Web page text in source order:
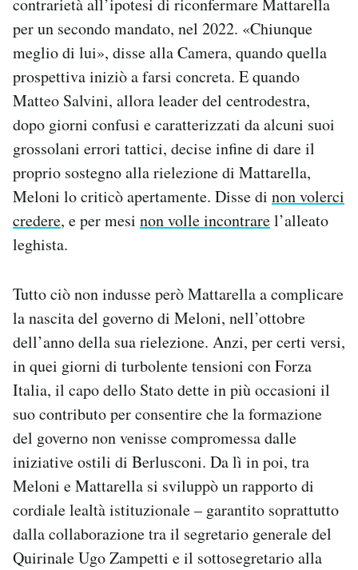
contrarietà all’ipotesi di riconfermare Mattarella
per un secondo mandato, nel 2022. «Chiunque
meglio di lui», disse alla Camera, quando quella
prospettiva iniziò a farsi concreta. E quando
Matteo Salvini, allora leader del centrodestra,
dopo giorni confusi e caratterizzati da alcuni suoi
grossolani errori tattici, decise infine di dare il
proprio sostegno alla rielezione di Mattarella,
Meloni lo criticò apertamente. Disse di non volerci
credere, e per mesi non volle incontrarel’alleato
leghista.
Tutto ciò non indusse però Mattarella a complicare
la nascita del governo di Meloni, nell’ottobre
dell’anno della sua rielezione. Anzi, per certi versi,
in quei giorni di turbolente tensioni con Forza
Italia, il capo dello Stato dette in più occasioni il
suo contributo per consentire che la formazione
del governo non venisse compromessa dalle
iniziative ostili di Berlusconi. Da lì in poi, tra
Meloni e Mattarella si sviluppò un rapporto di
cordiale lealtà istituzionale – garantito soprattutto
dalla collaborazione tra il segretario generale del
Quirinale Ugo Zampetti e il sottosegretario alla